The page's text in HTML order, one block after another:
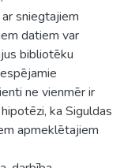
sniegtajiem
datiem var
bibliotēku
ne vienmēr ir
ka Siguldas
apmeklētajiem